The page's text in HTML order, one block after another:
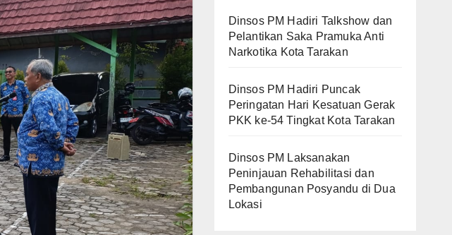
Dinsos PM Hadiri Talkshow dan
Pelantikan Saka Pramuka Anti
Narkotika Kota Tarakan
Dinsos PM Hadiri Puncak
Peringatan Hari Kesatuan Gerak
PKK ke-54 Tingkat Kota Tarakan
Dinsos PM Laksanakan
Peninjauan Rehabilitasi dan
Pembangunan Posyandu di Dua
Lokasi